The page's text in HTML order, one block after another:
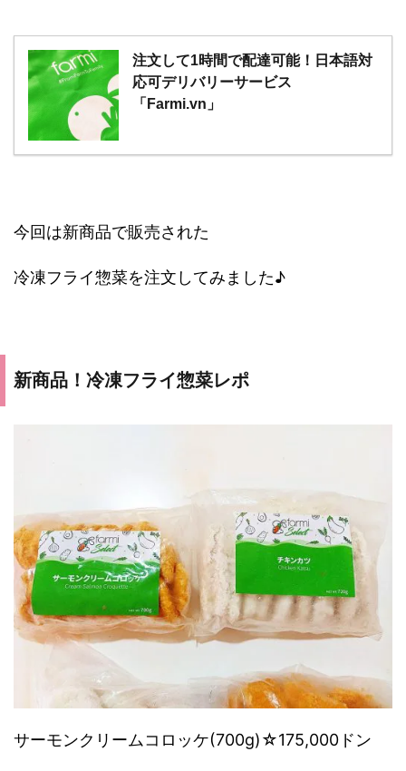
注文して1時間で配達可能！日本語対
応可デリバリーサービス
「Farmi.vn」
今回は新商品で販売された
冷凍フライ惣菜を注文してみました♪
新商品！冷凍フライ惣菜レポ
サーモンクリームコロッケ(700g)☆175,000ドン